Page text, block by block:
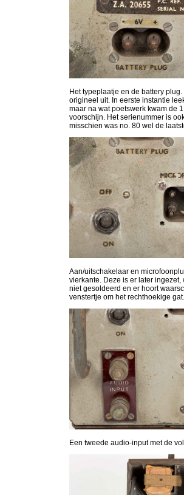
Het typeplaatje en de battery plug.
origineel uit. In eerste instantie
maar na wat poetswerk kwam de
voorschijn. Het serienummer is
misschien was no. 80 wel de
Aan/uitschakelaar en
vierkante. Deze is er later ingezet,
niet gesoldeerd en er hoort
venstertje om het rechthoekige gat.
Een tweede audio-input met de